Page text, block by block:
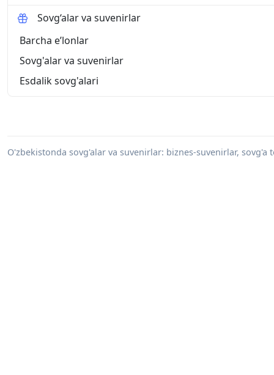
Sovg‘alar va suvenirlar
Barcha eʼlonlar
Sovg'alar va suvenirlar
Esdalik sovg'alari
O'zbekistonda sovg'alar va suvenirlar: biznes-suvenirlar,